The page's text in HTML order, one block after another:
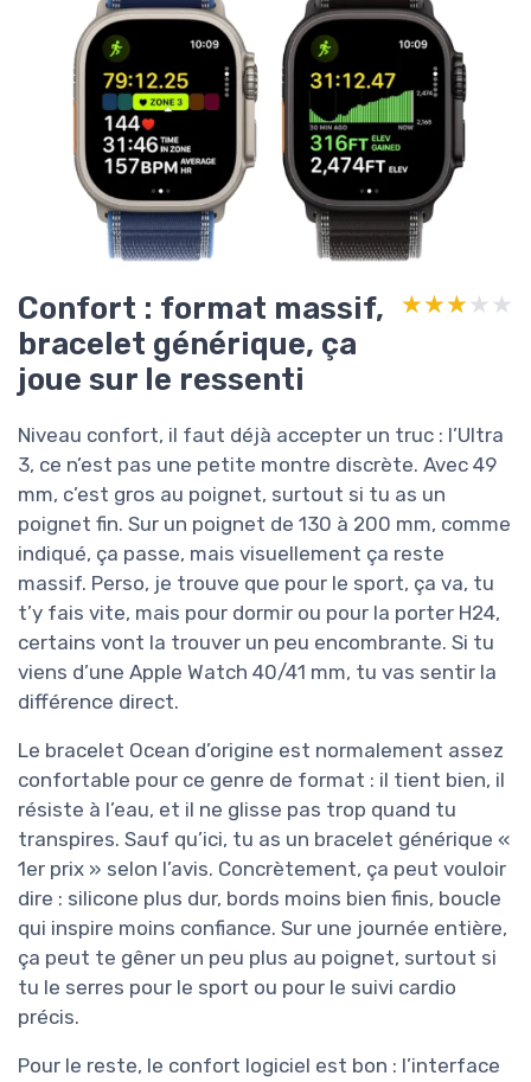
Confort : format massif,
bracelet générique, ça
joue sur le ressenti
★★★★★
★★★★★
Niveau confort, il faut déjà accepter un truc : l’Ultra
3, ce n’est pas une petite montre discrète. Avec 49
mm, c’est gros au poignet, surtout si tu as un
poignet fin. Sur un poignet de 130 à 200 mm, comme
indiqué, ça passe, mais visuellement ça reste
massif. Perso, je trouve que pour le sport, ça va, tu
t’y fais vite, mais pour dormir ou pour la porter H24,
certains vont la trouver un peu encombrante. Si tu
viens d’une Apple Watch 40/41 mm, tu vas sentir la
différence direct.
Le bracelet Ocean d’origine est normalement assez
confortable pour ce genre de format : il tient bien, il
résiste à l’eau, et il ne glisse pas trop quand tu
transpires. Sauf qu’ici, tu as un bracelet générique «
1er prix » selon l’avis. Concrètement, ça peut vouloir
dire : silicone plus dur, bords moins bien finis, boucle
qui inspire moins confiance. Sur une journée entière,
ça peut te gêner un peu plus au poignet, surtout si
tu le serres pour le sport ou pour le suivi cardio
précis.
Pour le reste, le confort logiciel est bon : l’interface